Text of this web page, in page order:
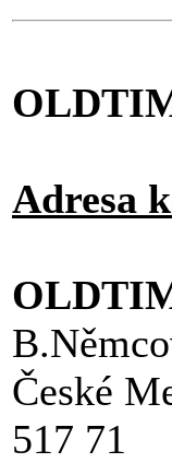
Adresa
České
517 71